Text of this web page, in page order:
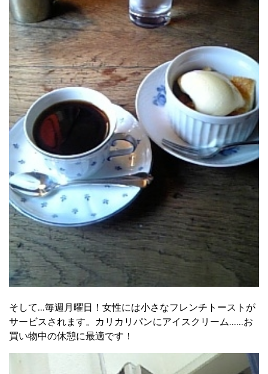
そして...毎週月曜日！女性には小さなフレンチトーストが
サービスされます。カリカリパンにアイスクリーム......お
買い物中の休憩に最適です！